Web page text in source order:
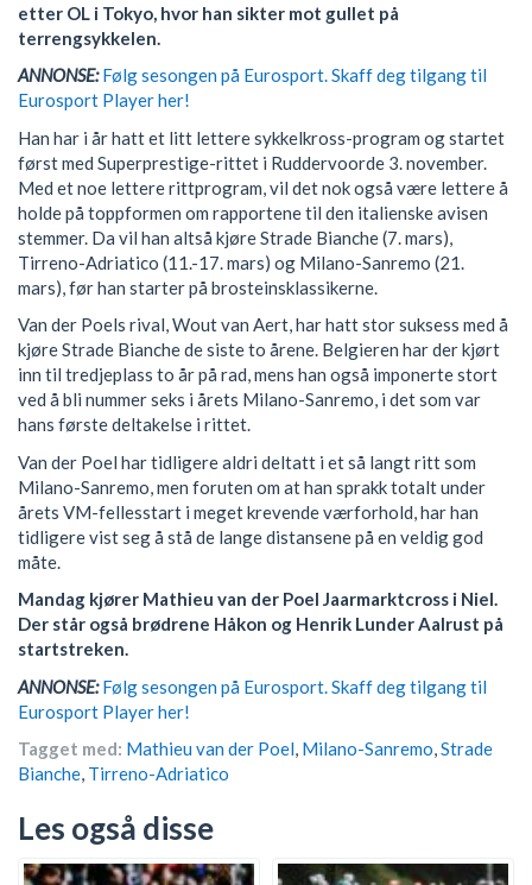
etter OL i Tokyo, hvor han sikter mot gullet på
terrengsykkelen.
ANNONSE: Følg sesongen på Eurosport. Skaff deg tilgang til
Eurosport Player her!
Han har i år hatt et litt lettere sykkelkross-program og startet
først med Superprestige-rittet i Ruddervoorde 3. november.
Med et noe lettere rittprogram, vil det nok også være lettere å
holde på toppformen om rapportene til den italienske avisen
stemmer. Da vil han altså kjøre Strade Bianche (7. mars),
Tirreno-Adriatico (11.-17. mars) og Milano-Sanremo (21.
mars), før han starter på brosteinsklassikerne.
Van der Poels rival, Wout van Aert, har hatt stor suksess med å
kjøre Strade Bianche de siste to årene. Belgieren har der kjørt
inn til tredjeplass to år på rad, mens han også imponerte stort
ved å bli nummer seks i årets Milano-Sanremo, i det som var
hans første deltakelse i rittet.
Van der Poel har tidligere aldri deltatt i et så langt ritt som
Milano-Sanremo, men foruten om at han sprakk totalt under
årets VM-fellesstart i meget krevende værforhold, har han
tidligere vist seg å stå de lange distansene på en veldig god
måte.
Mandag kjører Mathieu van der Poel Jaarmarktcross i Niel.
Der står også brødrene Håkon og Henrik Lunder Aalrust på
startstreken.
ANNONSE: Følg sesongen på Eurosport. Skaff deg tilgang til
Eurosport Player her!
Tagget med: Mathieu van der Poel, Milano-Sanremo,Strade
Bianche, Tirreno-Adriatico
Les også disse